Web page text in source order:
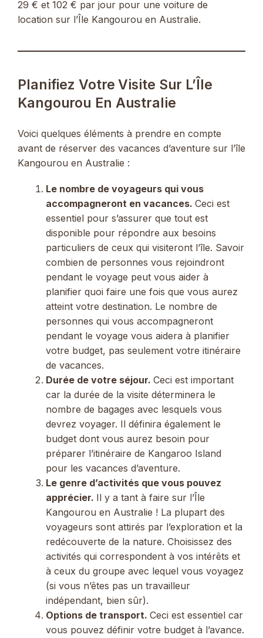
29 € et 102 € par jour pour une voiture de
location sur l’Île Kangourou en Australie.
Planifiez Votre Visite Sur L’Île
Kangourou En Australie
Voici quelques éléments à prendre en compte
avant de réserver des vacances d’aventure sur l’île
Kangourou en Australie :
Le nombre de voyageurs qui vous
accompagneront en vacances. Ceci est
essentiel pour s’assurer que tout est
disponible pour répondre aux besoins
particuliers de ceux qui visiteront l’île. Savoir
combien de personnes vous rejoindront
pendant le voyage peut vous aider à
planifier quoi faire une fois que vous aurez
atteint votre destination. Le nombre de
personnes qui vous accompagneront
pendant le voyage vous aidera à planifier
votre budget, pas seulement votre itinéraire
de vacances.
Durée de votre séjour. Ceci est important
car la durée de la visite déterminera le
nombre de bagages avec lesquels vous
devrez voyager. Il définira également le
budget dont vous aurez besoin pour
préparer l’itinéraire de Kangaroo Island
pour les vacances d’aventure.
Le genre d’activités que vous pouvez
apprécier. Il y a tant à faire sur l’Île
Kangourou en Australie ! La plupart des
voyageurs sont attirés par l’exploration et la
redécouverte de la nature. Choisissez des
activités qui correspondent à vos intérêts et
à ceux du groupe avec lequel vous voyagez
(si vous n’êtes pas un travailleur
indépendant, bien sûr).
Options de transport. Ceci est essentiel car
vous pouvez définir votre budget à l’avance.